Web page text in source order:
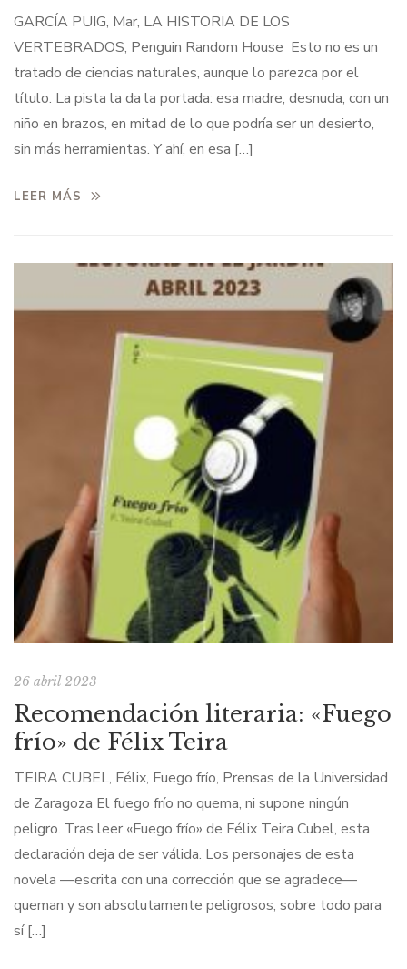
GARCÍA PUIG, Mar, LA HISTORIA DE LOS
VERTEBRADOS, Penguin Random House Esto no es un
tratado de ciencias naturales, aunque lo parezca por el
título. La pista la da la portada: esa madre, desnuda, con un
niño en brazos, en mitad de lo que podría ser un desierto,
sin más herramientas. Y ahí, en esa […]
LEER MÁS
26 abril 2023
Recomendación literaria: «Fuego
frío» de Félix Teira
TEIRA CUBEL, Félix, Fuego frío, Prensas de la Universidad
de Zaragoza El fuego frío no quema, ni supone ningún
peligro. Tras leer «Fuego frío» de Félix Teira Cubel, esta
declaración deja de ser válida. Los personajes de esta
novela —escrita con una corrección que se agradece—
queman y son absolutamente peligrosos, sobre todo para
sí […]